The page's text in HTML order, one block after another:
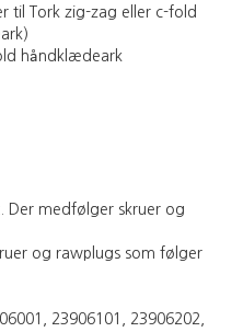
til Tork zig-zag eller c-fold
håndklædeark
Der medfølger skruer og
og rawplugs som følger
23906101, 23906202,